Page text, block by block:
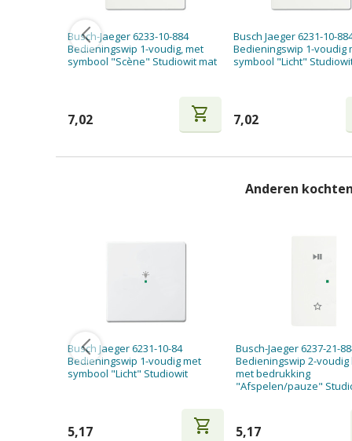
Busch-Jaeger 6233-10-884
Bedieningswip 1-voudig, met
symbool "Scène" Studiowit mat
7,02 shopping_cart
Busch Jaeger 6231-10-
Bedieningswip 1-voudig
symbool "Licht"
7,02
Anderen
Busch Jaeger 6231-10-84
Bedieningswip 1-voudig met
symbool "Licht" Studiowit
5,17 shopping_cart
Busch-Jaeger 6237-21-
Bedieningswip 2-voudig
met bedrukking
"Afspelen/pauze"
5,17